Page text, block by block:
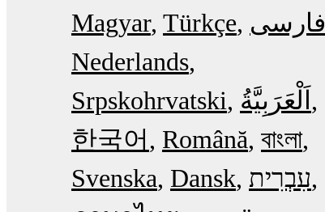
Magyar Türkçe فارسی
Nederlands
Srpskohrvatski
한국어
Română বাংলা
Svenska Dansk עִבְרִית